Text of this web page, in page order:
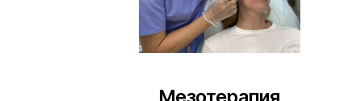
Мезотерапия